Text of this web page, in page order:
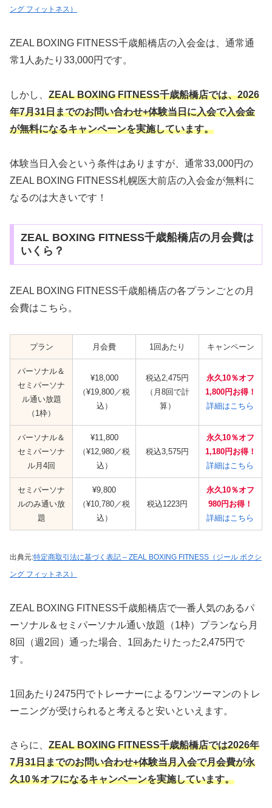
ング フィットネス）
ZEAL BOXING FITNESS千歳船橋店の入会金は、通常通
常1人あたり33,000円です。
しかし、 ZEAL BOXING FITNESS千歳船橋店では、2026
年7月31日までのお問い合わせ+体験当日に入会で入会金
が無料になるキャンペーンを実施しています。
体験当日入会という条件はありますが、通常33,000円の
ZEAL BOXING FITNESS札幌医大前店の入会金が無料に
なるのは大きいです！
ZEAL BOXING FITNESS千歳船橋店の月会費は
いくら？
ZEAL BOXING FITNESS千歳船橋店の各プランごとの月
会費はこちら。
プラン 月会費 1回あたり キャンペーン
パーソナル＆
セミパーソナ
ル通い放題
（1枠）
¥18,000
（¥19,800／税
込）
税込2,475円
（月8回で計
算）
永久10％オフ
1,800円 お得！
詳細はこちら
パーソナル＆
セミパーソナ
ル月4回
¥11,800
（¥12,980／税
込）
税込3,575円
永久10％オフ
1,180円お得！
詳細はこちら
セミパーソナ
ルのみ通い放
題
¥9,800
（¥10,780／税
込）
税込1223円
永久10％オフ
980円お得！
詳細はこちら
出典元:特定商取引法に基づく表記 – ZEAL BOXING FITNESS（ジール ボクシ
ング フィットネス）
ZEAL BOXING FITNESS千歳船橋店で一番人気のあるパ
ーソナル＆セミパーソナル通い放題（1枠）プランなら月
8回（週2回）通った場合、1回あたりたった2,475円で
す。
1回あたり2475円でトレーナーによるワンツーマンのトレ
ーニングが受けられると考えると安いといえます。
さらに、 ZEAL BOXING FITNESS千歳船橋店では2026年
7月31日までのお問い合わせ+体験当月入会で月会費が永
久10％オフになるキャンペーンを実施しています。